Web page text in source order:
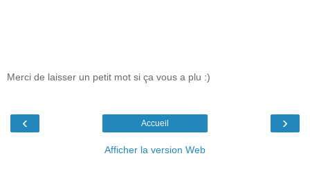
Merci de laisser un petit mot si ça vous a plu :)
‹ ›
Accueil
Afficher la version Web